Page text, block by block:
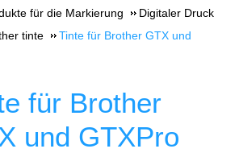
für die Markierung
Digitaler Druck
tinte
Tinte für Brother GTX und
für Brother
und GTXPro